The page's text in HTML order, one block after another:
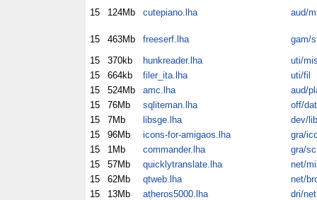
15 124Mb cutepiano.lha aud/
15 463Mb freeserf.lha
gam/
15
370kb hunkreader.lha
uti/
15
664kb filer_ita.lha
uti/fil
15
524Mb amc.lha
aud/
15
76Mb sqliteman.lha
off/dat
15
7Mb libsge.lha
dev/
15
96Mb icons-for-amigaos.lha
gra/
15
1Mb commander.lha
gra/
15
57Mb quicklytranslate.lha
net/
15
62Mb qtweb.lha
net/
15
13Mb atheros5000.lha
dri/net